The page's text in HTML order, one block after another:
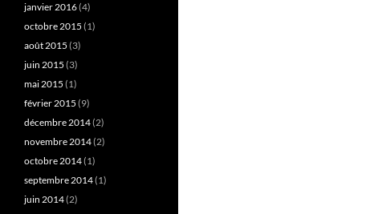
janvier 2016(4)
octobre 2015 (1)
août 2015 (3)
juin 2015 (3)
mai 2015 (1)
février 2015 (9)
décembre 2014(2)
novembre 2014(2)
octobre 2014(1)
septembre 2014(1)
juin 2014(2)